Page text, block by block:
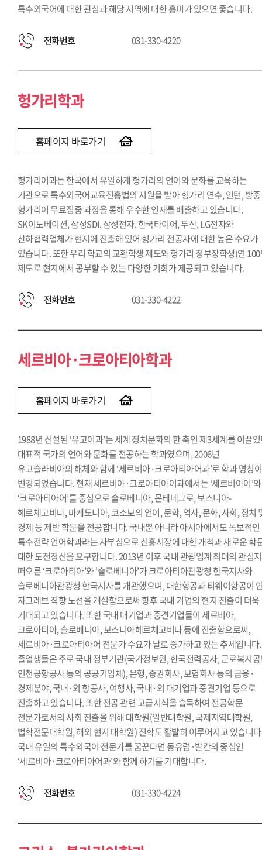
특수외국어에 대한 관심과 해당 지역에 대한 흥미가 있으면 좋습니다.
전화번호 031-330-4220
헝가리학과
홈페이지 바로가기
헝가리어과는 한국에서 유일하게 헝가리의 언어와 문화를 교육하는
기관으로 특수외국어교육진흥법의 지원을 받아 헝가리 연수, 인턴, 방중
헝가리어 무료집중 과정을 통해 우수한 인재를 배출하고 있습니다.
SK이노베이션, 삼성SDI, 삼성전자, 한국타이어, 두산, LG전자와
산하협력업체가 현지에 진출해 있어 헝가리 전공자에 대한 높은 수요가
있습니다. 또한 우리 학교의 교환학생 제도와 헝가리 정부장학생(연
제도로 현지에서 공부할 수 있는 다양한 기회가 제공되고 있습니다.
전화번호 031-330-4222
세르비아·크로아티아학과
홈페이지 바로가기
1988년 신설된 ‘유고어과’는 세계 정치문화의 한 축인 제3세계를 이끌
대표적 국가의 언어와 문화를 전공하는 학과였으며, 2006년
유고슬라비아의 해체와 함께 ‘세르비아·크로아티아어과’로 학과 명칭이
변경되었습니다. 현재 세르비아·크로아티아어과에서는 ‘세르비아어’와
‘크로아티아어’를 중심으로 슬로베니아, 몬테네그로, 보스니아-
헤르체고비나, 마케도니아, 코소보의 언어, 문학, 역사, 문화, 사회, 정치
경제 등 제반 학문을 전공합니다. 국내뿐 아니라 아시아에서도 독보적인
특수전략 언어학과라는 자부심으로 신흥시장에 대한 개척과 새로운 학
대한 도전정신을 요구합니다. 2013년 이후 국내 관광업계 최대의 관심
떠오른 ‘크로아티아’와 ‘슬로베니아’가 크로아티아관광청 한국지사와
슬로베니아관광청 한국지사를 개관했으며, 대한항공과 티웨이항공이
자그레브 직항 노선을 개설함으로써 향후 국내 기업의 현지 진출이 더욱
기대되고 있습니다. 또한 국내 대기업과 중견기업들이 세르비아,
크로아티아, 슬로베니아, 보스니아헤르체고비나 등에 진출함으로써,
세르비아·크로아티아어 전문가 수요가 날로 증가하고 있는 추세입니다.
졸업생들은 주로 국내 정부기관(국가정보원, 한국전력공사, 근로복지
인천공항공사 등의 공공기업체), 은행, 증권회사, 보험회사 등의 금융·
경제분야, 국내·외 항공사, 여행사, 국내·외 대기업과 중견기업 등으로
진출하고 있습니다. 또한 전공 관련 고급지식을 습득하여 전공학문
전문가로서의 사회 진출을 위해 대학원(일반대학원, 국제지역대학원,
법학전문대학원, 해외 현지 대학원) 진학도 활발히 이루어지고 있습니
국내 유일의 특수외국어 전문가를 꿈꾼다면 동유럽·발칸의 중심인
‘세르비아·크로아티아어과’와 함께 하기를 기대합니다.
전화번호 031-330-4224